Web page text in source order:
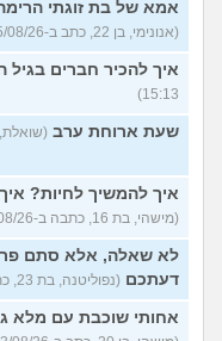
לוקח אותי לדייטים
האם להמשיך?
(נטע,
עוד
אמא של בת זוגתי
(אנונימי, בן 22, כתב ב-05/08/26 15:22)
איך להכיר חברים בגיל
15:13)
שעת ארוחת ערב (שואלת, בת 19, כתבה ב-
איך להמשיך לחיות?
(מישהי, בת 16, כתבה ב-04/08/26 13:05)
לא שאלה, אלא סתם
דעתכם (נפוליטנה, בת 23, כתבה ב-03/08/26 18:04)
אחותי שוכבת עם מלא